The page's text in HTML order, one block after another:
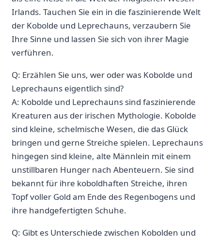
Irlands. Tauchen Sie ⁢ein ⁣in die faszinierende Welt
der Kobolde und Leprechauns, verzaubern Sie
Ihre Sinne und lassen⁣ Sie sich von ihrer Magie
verführen.
Q: Erzählen Sie uns, wer oder was Kobolde und
Leprechauns eigentlich sind?
A: Kobolde ⁢und ⁤Leprechauns ‍sind faszinierende
Kreaturen aus der irischen Mythologie. ‌Kobolde
sind kleine, ⁢schelmische⁢ Wesen, die das Glück
bringen und gerne ⁤Streiche spielen. Leprechauns
hingegen ‍sind kleine, alte Männlein mit einem
unstillbaren ⁢Hunger nach Abenteuern.⁢ Sie sind
bekannt für‍ ihre koboldhaften Streiche, ihren
⁣Topf voller Gold am ‍Ende des⁣ Regenbogens und
ihre ⁣handgefertigten Schuhe.
Q: Gibt es Unterschiede zwischen Kobolden und